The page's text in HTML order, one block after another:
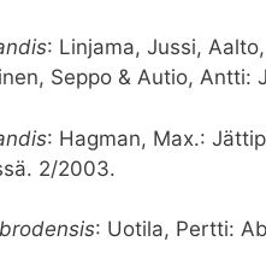
: Linjama, Jussi,
Seppo & Autio,
: Hagman, Max.:
2/2003.
: Uotila, Pertti: